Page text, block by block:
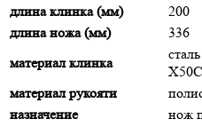
длина клинка (мм)
200
длина ножа (мм)
336
материал клинка
материал рукояти
назначение
нож